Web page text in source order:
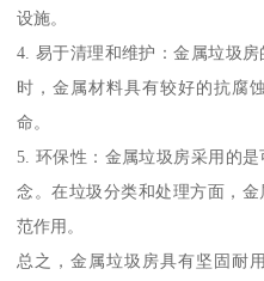
设施。
4. 易于清理和维护：金属垃圾
时，金属材料具有较好的抗腐
命。
5. 环保性：金属垃圾房采用的
念。在垃圾分类和处理方面，
范作用。
总之，金属垃圾房具有坚固耐